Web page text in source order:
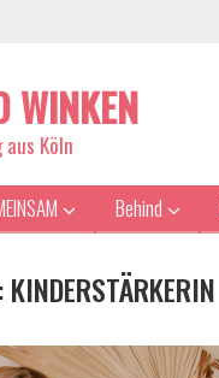
WINKEN
Köln
Behind
KINDERSTÄRKERIN